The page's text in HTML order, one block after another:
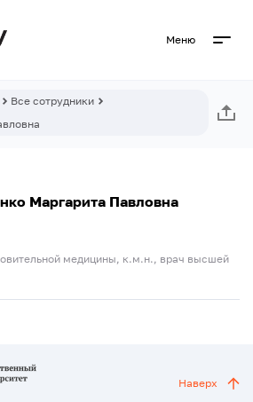
Меню
Все сотрудники
Маргарита Павловна
медицины, к.м.н., врач высшей
Наверх